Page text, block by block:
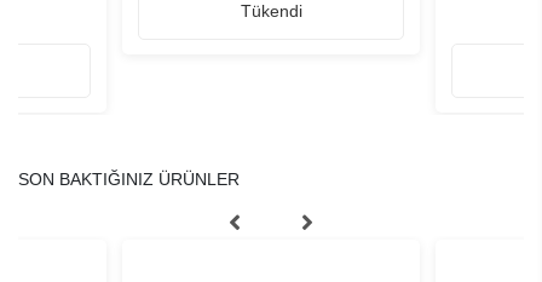
Tükendi
SON BAKTIĞINIZ ÜRÜNLER